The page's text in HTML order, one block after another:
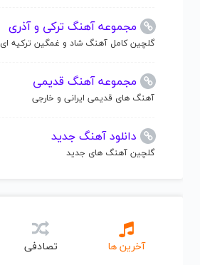
مجموعه آهنگ ترکی و آذری
گلچین کامل آهنگ شاد و غمگین ترکیه ای
مجموعه آهنگ قدیمی
آهنگ های قدیمی ایرانی و خارجی
دانلود آهنگ جدید
گلچین آهنگ های جدید
آخرین ها تصادفی